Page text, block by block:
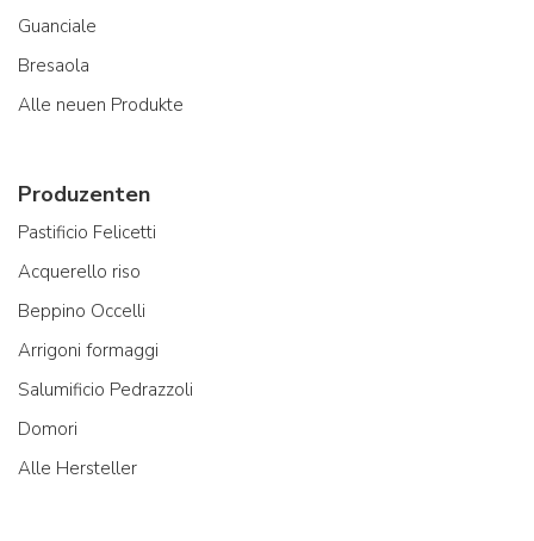
Guanciale
Bresaola
Alle neuen Produkte
Produzenten
Pastificio Felicetti
Acquerello riso
Beppino Occelli
Arrigoni formaggi
Salumificio Pedrazzoli
Domori
Alle Hersteller